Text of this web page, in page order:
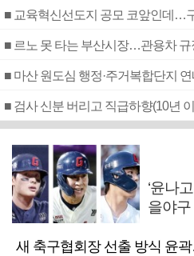
■ 교육혁신선도지 공모 코앞인데…구
■ 르노 못 타는 부산시장…관용차 규
■ 마산 원도심 행정·주거복합단지
‘윤나
을야
새 축구협회장 선출 방식 윤